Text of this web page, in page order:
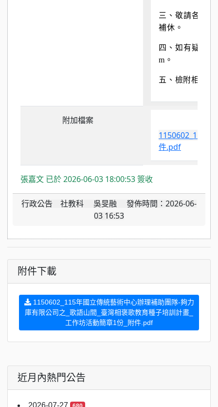
三、敬請各校
補休。
四、如有疑義
m 。
五、檢附相關資
附加檔案
1150602_115年
件.pdf
張嘉文 已於 2026-06-03 18:00:53 簽收
行政公告 社教科 吳旻融 發佈時間：2026-06-
03 16:53
附件下載
1150602_115年國立傳統藝術中心辦理補助團隊-夠力
庫有限公司之_歌語山間_臺灣相褒歌教育種子培訓計畫_
工作坊活動簡章1份_附件.pdf
近月內熱門公告
2026-07-27